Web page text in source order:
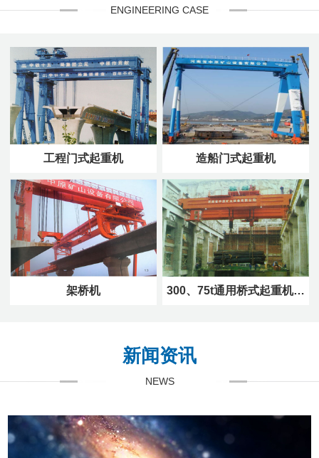
ENGINEERING CASE
工程门式起重机 造船门式起重机
架桥机 300、75t通用桥式起重机…
新闻资讯
NEWS